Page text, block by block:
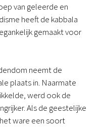
van geleerde en
heeft de kabbala
gemaakt voor
neemt de
plaats in. Naarmate
werd ook de
Als de geestelijke
ware een soort